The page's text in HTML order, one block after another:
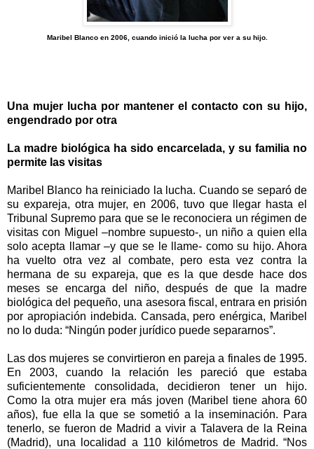
Maribel Blanco en 2006, cuando inició la lucha por ver a su hijo.
Una mujer lucha por mantener el contacto con su hijo,
engendrado por otra
La madre biológica ha sido encarcelada, y su familia no
permite las visitas
Maribel Blanco ha reiniciado la lucha. Cuando se separó de
su expareja, otra mujer, en 2006, tuvo que llegar hasta el
Tribunal Supremo para que se le reconociera un régimen de
visitas con Miguel –nombre supuesto-, un niño a quien ella
solo acepta llamar –y que se le llame- como su hijo. Ahora
ha vuelto otra vez al combate, pero esta vez contra la
hermana de su expareja, que es la que desde hace dos
meses se encarga del niño, después de que la madre
biológica del pequeño, una asesora fiscal, entrara en prisión
por apropiación indebida. Cansada, pero enérgica, Maribel
no lo duda: “Ningún poder jurídico puede separarnos”.
Las dos mujeres se convirtieron en pareja a finales de 1995.
En 2003, cuando la relación les pareció que estaba
suficientemente consolidada, decidieron tener un hijo.
Como la otra mujer era más joven (Maribel tiene ahora 60
años), fue ella la que se sometió a la inseminación. Para
tenerlo, se fueron de Madrid a vivir a Talavera de la Reina
(Madrid), una localidad a 110 kilómetros de Madrid. “Nos